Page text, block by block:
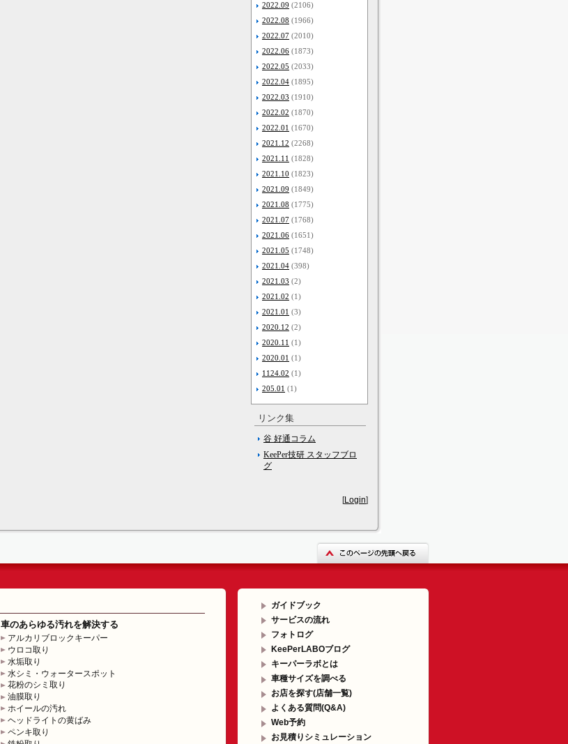
2022.09 (2106)
2022.08 (1966)
2022.07 (2010)
2022.06 (1873)
2022.05 (2033)
2022.04 (1895)
2022.03 (1910)
2022.02 (1870)
2022.01 (1670)
2021.12 (2268)
2021.11 (1828)
2021.10 (1823)
2021.09 (1849)
2021.08 (1775)
2021.07 (1768)
2021.06 (1651)
2021.05 (1748)
2021.04 (398)
2021.03 (2)
2021.02 (1)
2021.01 (3)
2020.12 (2)
2020.11 (1)
2020.01 (1)
1124.02 (1)
205.01 (1)
リンク集
谷 好通コラム
KeePer技研 スタッフブロ
グ
[Login]
車のあらゆる汚れを解決する
アルカリブロックキーパー
ウロコ取り
水垢取り
水シミ・ウォータースポット
花粉のシミ取り
油膜取り
ホイールの汚れ
ヘッドライトの黄ばみ
ペンキ取り
ガイドブック
サービスの流れ
フォトログ
KeePerLABOブログ
キーパーラボとは
車種サイズを調べる
お店を探す(店舗一覧)
よくある質問(Q&A)
Web予約
お見積りシミュレーション